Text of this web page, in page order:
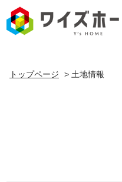
トップページ > 土地情報